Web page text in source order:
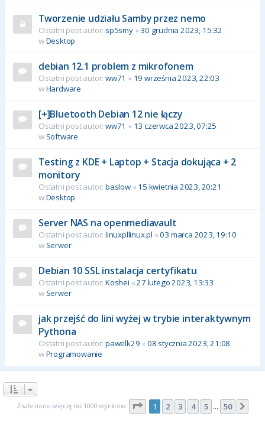
Tworzenie udziału Samby przez nemo
Ostatni post autor: sp5smy« 30 grudnia 2023, 15:32
wDesktop
debian 12.1 problem z mikrofonem
Ostatni post autor: ww71 « 19 września 2023, 22:03
wHardware
[+]Bluetooth Debian 12 nie łączy
Ostatni post autor: ww71 « 13 czerwca 2023, 07:25
w Software
Testing z KDE + Laptop + Stacja dokująca + 2
monitory
Ostatni post autor: baslow« 15 kwietnia 2023, 20:21
wDesktop
Server NAS na openmediavault
Ostatni post autor: linuxpllinux.pl «03 marca 2023, 19:10
w Serwer
Debian 10 SSL instalacja certyfikatu
Ostatni post autor: Koshei «27 lutego 2023, 13:33
w Serwer
jak przejść do lini wyżej w trybie interaktywnym
Pythona
Ostatni post autor: pawelk29 « 08 stycznia 2023, 21:08
wProgramowanie
Znaleziono więcej niż 1000 wyników Strona z50
1 2 3 4 5 … 50